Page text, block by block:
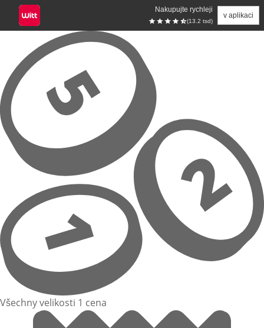
Nakupujte rychleji
(13.2 tsd)
v aplikaci
Přeskočit na hlavní obsah
Všechny velikosti 1 cena